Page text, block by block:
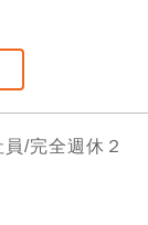
/完全週休２